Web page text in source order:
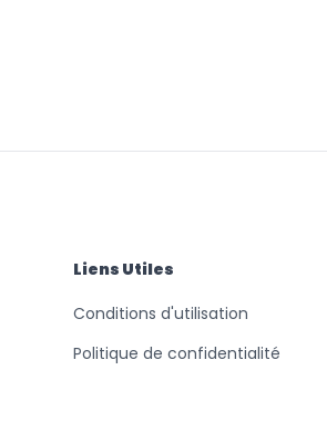
Liens Utiles
Conditions d'utilisation
Politique de confidentialité